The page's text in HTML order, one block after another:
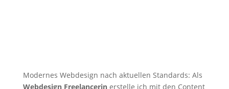
Modernes Webdesign nach aktuellen Standards: Als
Webdesign Freelancerinerstelle ich mit den Content